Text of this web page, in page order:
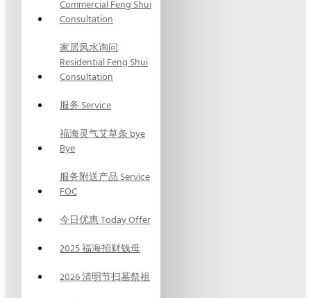
Commercial Feng Shui
Consultation
家居风水询问
Residential Feng Shui
Consultation
服务 Service
福海灵气艾草条 bye
Bye
服务附送产品 Service
FOC
今日优惠 Today Offer
2025 福海招财钱母
2026 清明节扫墓祭祖